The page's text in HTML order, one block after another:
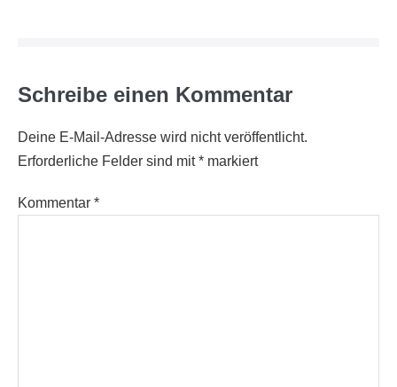
Schreibe einen Kommentar
Deine E-Mail-Adresse wird nicht veröffentlicht.
Erforderliche Felder sind mit* markiert
Kommentar *